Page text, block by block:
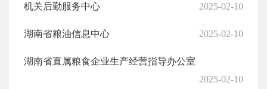
机关后勤服务中心 2025-02-10
湖南省粮油信息中心 2025-02-10
湖南省直属粮食企业生产经营指导办公室
2025-02-10